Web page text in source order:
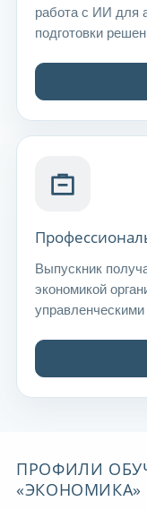
работа с ИИ для
подготовки
Выпускник
экономикой
ПРОФИЛИ
«ЭКОНОМИКА»